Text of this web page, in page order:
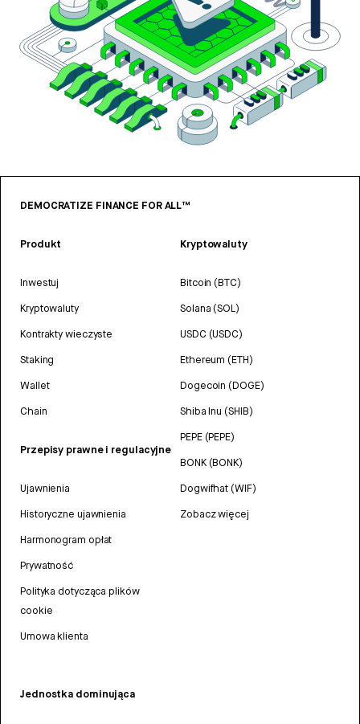
DEMOCRATIZE FINANCE FOR ALL™
Produkt
Inwestuj
Kryptowaluty
Kontrakty wieczyste
Staking
Wallet
Chain
Przepisy prawne i regulacyjne
Ujawnienia
Historyczne ujawnienia
Harmonogram opłat
Prywatność
Polityka dotycząca plików
cookie
Umowa klienta
Kryptowaluty
Bitcoin (BTC)
Solana (SOL)
USDC (USDC)
Ethereum (ETH)
Dogecoin (DOGE)
Shiba Inu (SHIB)
PEPE (PEPE)
BONK (BONK)
Dogwifhat (WIF)
Zobacz więcej
Jednostka dominująca